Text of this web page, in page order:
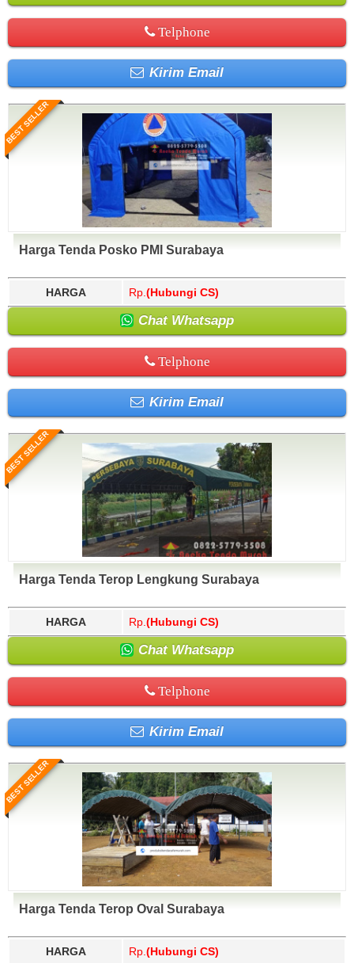
Telphone
Kirim Email
BEST SELLER
Harga Tenda Posko PMI Surabaya
HARGA Rp. (Hubungi CS)
Chat Whatsapp
Telphone
Kirim Email
BEST SELLER
Harga Tenda Terop Lengkung Surabaya
HARGA Rp. (Hubungi CS)
Chat Whatsapp
Telphone
Kirim Email
BEST SELLER
Harga Tenda Terop Oval Surabaya
HARGA Rp. (Hubungi CS)